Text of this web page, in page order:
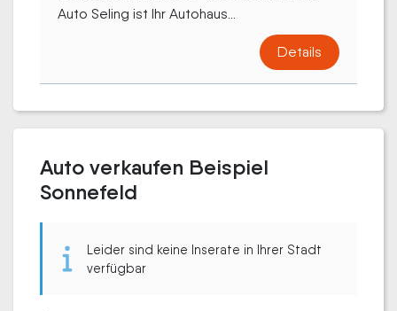
Auto Seling ist Ihr Autohaus...
Details
Auto verkaufen Beispiel
Sonnefeld
Leider sind keine Inserate in Ihrer Stadt
verfügbar